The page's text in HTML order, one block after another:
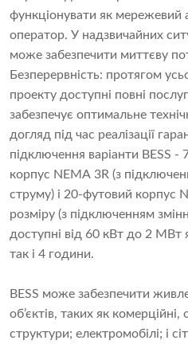
функціонувати як мережевий
оператор. У надзвичайних
може забезпечити миттєву
Безперервність: протягом
проекту доступні повні
забезпечує оптимальне
догляд під час реалізації
підключення варіанти BESS -
корпус NEMA 3R (з
струму) і 20-футовий корпус
розміру (з підключенням
доступні від 60 кВт до 2 МВт
так і 4 години.
BESS може забезпечити
об’єктів, таких як комерційні,
структури; електромобілі; і